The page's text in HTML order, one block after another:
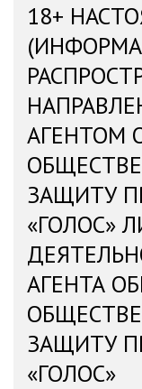
18+
АГЕНТОМ
ЗАЩИТУ
«ГОЛОС»
АГЕНТА
ЗАЩИТУ
«ГОЛОС»